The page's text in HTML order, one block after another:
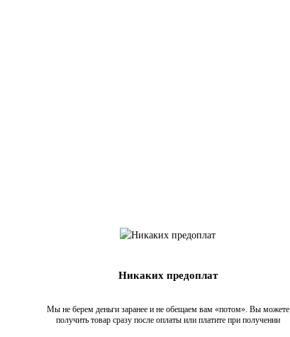
Никаких предоплат
Мы не берем деньги заранее и не обещаем вам «потом». Вы можете
получить товар сразу после оплаты или платите при получении